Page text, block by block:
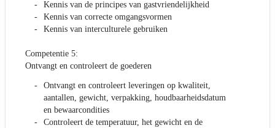
Kennis van de principes van gastvriendelijkheid
Kennis van correcte omgangsvormen
Kennis van interculturele gebruiken
Competentie 5:
Ontvangt en controleert de goederen
Ontvangt en controleert leveringen op kwaliteit,
aantallen, gewicht, verpakking, houdbaarheidsdatum
en bewaarcondities
Controleert de temperatuur, het gewicht en de